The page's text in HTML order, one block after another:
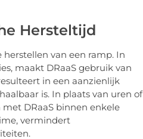
Hersteltijd
van een ramp. In
maakt DRaaS gebruik van
in een aanzienlijk
is. In plaats van uren of
DRaaS binnen enkele
vermindert